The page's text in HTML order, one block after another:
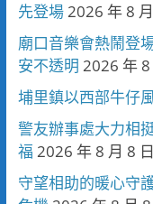
先登場2026 年 8
廟口音樂會熱鬧登
安不透明 2026 年 8
埔里鎮以西部牛仔
警友辦事處大力相
福 2026 年 8 月 8 日
守望相助的暖心守